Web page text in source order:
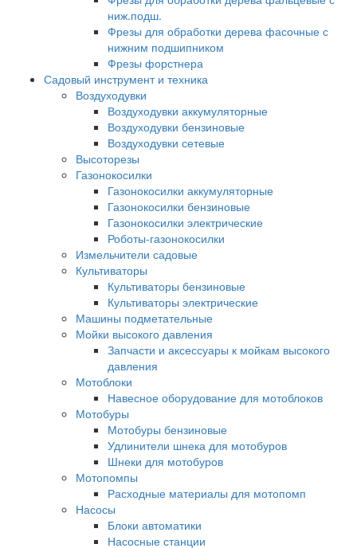
ниж.подш.
Фрезы для обработки дерева фасочные с
нижним подшипником
Фрезы форстнера
Садовый инструмент и техника
Воздуходувки
Воздуходувки аккумуляторные
Воздуходувки бензиновые
Воздуходувки сетевые
Высоторезы
Газонокосилки
Газонокосилки аккумуляторные
Газонокосилки бензиновые
Газонокосилки электрические
Роботы-газонокосилки
Измельчители садовые
Культиваторы
Культиваторы бензиновые
Культиваторы электрические
Машины подметательные
Мойки высокого давления
Запчасти и аксессуары к мойкам высокого
давления
Мотоблоки
Навесное оборудование для мотоблоков
Мотобуры
Мотобуры бензиновые
Удлинители шнека для мотобуров
Шнеки для мотобуров
Мотопомпы
Расходные материалы для мотопомп
Насосы
Блоки автоматики
Насосные станции